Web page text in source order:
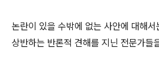
논란이 있을 수밖에 없는 사안에 대해
상반하는 반론적 견해를 지닌 전문가들